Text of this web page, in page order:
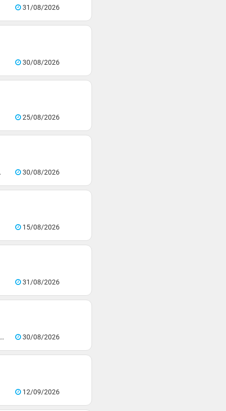
31/08/2026
30/08/2026
25/08/2026
30/08/2026
15/08/2026
31/08/2026
30/08/2026
12/09/2026